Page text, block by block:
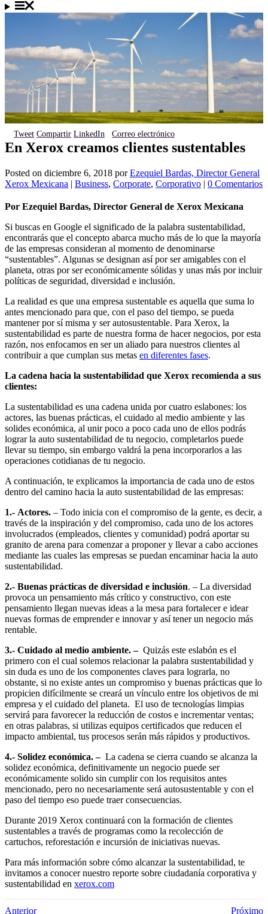
Tweet Compartir LinkedIn Correo electrónico
En Xerox creamos clientes sustentables
Posted on diciembre 6, 2018 porEzequiel Bardas, Director General
Xerox Mexicana | Business, Corporate, Corporativo | 0 Comentarios
Por Ezequiel Bardas, Director General de Xerox Mexicana
Si buscas en Google el significado de la palabra sustentabilidad,
encontrarás que el concepto abarca mucho más de lo que la mayoría
de las empresas consideran al momento de denominarse
“sustentables”. Algunas se designan así por ser amigables con el
planeta, otras por ser económicamente sólidas y unas más por incluir
políticas de seguridad, diversidad e inclusión.
La realidad es que una empresa sustentable es aquella que suma lo
antes mencionado para que, con el paso del tiempo, se pueda
mantener por sí misma y ser autosustentable. Para Xerox, la
sustentabilidad es parte de nuestra forma de hacer negocios, por esta
razón, nos enfocamos en ser un aliado para nuestros clientes al
contribuir a que cumplan sus metas en diferentes fases.
La cadena hacia la sustentabilidad que Xerox recomienda a sus
clientes:
La sustentabilidad es una cadena unida por cuatro eslabones: los
actores, las buenas prácticas, el cuidado al medio ambiente y las
solides económica, al unir poco a poco cada uno de ellos podrás
lograr la auto sustentabilidad de tu negocio, completarlos puede
llevar su tiempo, sin embargo valdrá la pena incorporarlos a las
operaciones cotidianas de tu negocio.
A continuación, te explicamos la importancia de cada uno de estos
dentro del camino hacia la auto sustentabilidad de las empresas:
1.- Actores. – Todo inicia con el compromiso de la gente, es decir, a
través de la inspiración y del compromiso, cada uno de los actores
involucrados (empleados, clientes y comunidad) podrá aportar su
granito de arena para comenzar a proponer y llevar a cabo acciones
mediante las cuales las empresas se puedan encaminar hacia la auto
sustentabilidad.
2.- Buenas prácticas de diversidad e inclusión. – La diversidad
provoca un pensamiento más crítico y constructivo, con este
pensamiento llegan nuevas ideas a la mesa para fortalecer e idear
nuevas formas de emprender e innovar y así tener un negocio más
rentable.
3.- Cuidado al medio ambiente. – Quizás este eslabón es el
primero con el cual solemos relacionar la palabra sustentabilidad y
sin duda es uno de los componentes claves para lograrla, no
obstante, si no existe antes un compromiso y buenas prácticas que lo
propicien difícilmente se creará un vínculo entre los objetivos de mi
empresa y el cuidado del planeta. El uso de tecnologías limpias
servirá para favorecer la reducción de costos e incrementar ventas;
en otras palabras, si utilizas equipos certificados que reducen el
impacto ambiental, tus procesos serán más rápidos y productivos.
4.- Solidez económica. – La cadena se cierra cuando se alcanza la
solidez económica, definitivamente un negocio puede ser
económicamente solido sin cumplir con los requisitos antes
mencionado, pero no necesariamente será autosustentable y con el
paso del tiempo eso puede traer consecuencias.
Durante 2019 Xerox continuará con la formación de clientes
sustentables a través de programas como la recolección de
cartuchos, reforestación e incursión de iniciativas nuevas.
Para más información sobre cómo alcanzar la sustentabilidad, te
invitamos a conocer nuestro reporte sobre ciudadanía corporativa y
sustentabilidad en xerox.com
Anterior Próximo